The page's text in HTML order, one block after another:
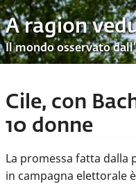
A ragion
Il mondo osservato
Cile, con
10 donne
La promessa fatta dalla
in campagna elettorale